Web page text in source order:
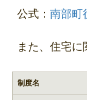
公式： 南部町
また、住宅に
制度名